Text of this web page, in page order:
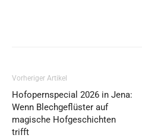
Vorheriger Artikel
Hofopernspecial 2026 in Jena:
Wenn Blechgeflüster auf
magische Hofgeschichten
trifft